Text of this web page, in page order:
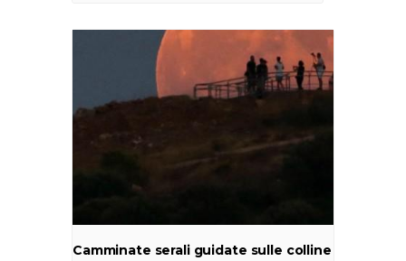
Camminate serali guidate sulle colline